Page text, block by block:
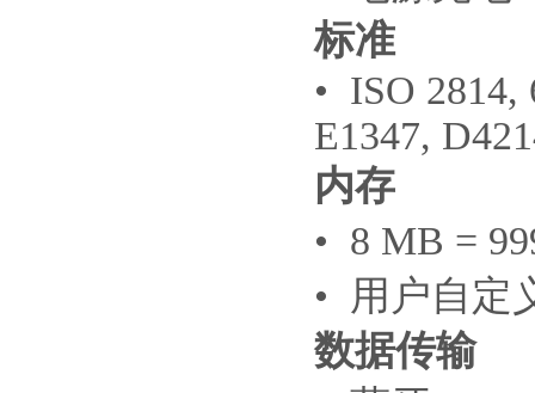
标准
• ISO 2814,
E1347,
内存
• 8 MB =
• 用户自定
数据传输